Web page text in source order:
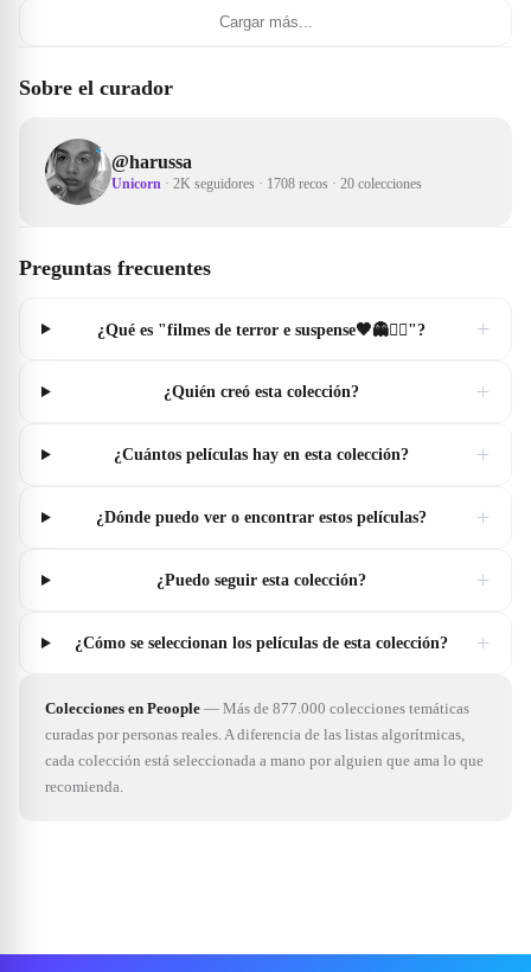
Cargar más...
Sobre el curador
@harussa
Unicorn · 2K seguidores · 1708 recos · 20 colecciones
Preguntas frecuentes
¿Qué es "filmes de terror e suspense🖤👻🧟‍♀️"? +
¿Quién creó esta colección? +
¿Cuántos películas hay en esta colección? +
¿Dónde puedo ver o encontrar estos películas? +
¿Puedo seguir esta colección? +
¿Cómo se seleccionan los películas de esta colección? +
Colecciones en Peoople — Más de 877.000 colecciones temáticas
curadas por personas reales. A diferencia de las listas algorítmicas,
cada colección está seleccionada a mano por alguien que ama lo que
recomienda.